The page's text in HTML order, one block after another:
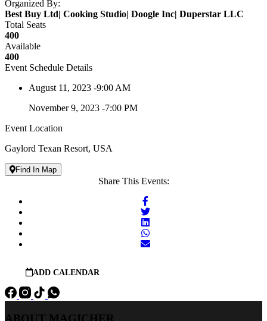
Organized By:
Best Buy Ltd| Cooking Studio| Doogle Inc| Duperstar LLC
Total Seats
400
Available
400
Event Schedule Details
August 11, 2023 -9:00 AM
November 9, 2023 -7:00 PM
Event Location
Gaylord Texan Resort, USA
Find In Map
Share This Events:
ADD CALENDAR
ABOUT MAGICHER